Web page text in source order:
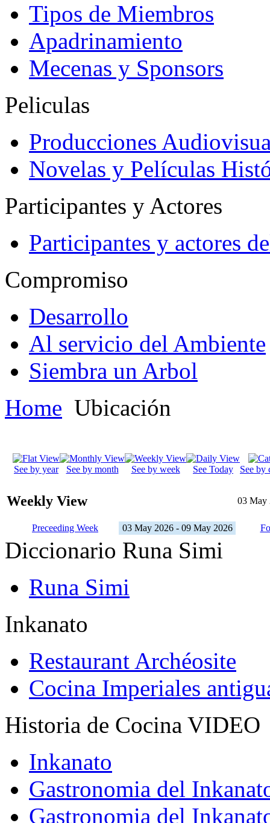
Tipos de Miembros
Apadrinamiento
Mecenas y Sponsors
Peliculas
Producciones
Novelas y Películas
Participantes y Actores
Participantes y actores
Compromiso
Desarrollo
Al servicio del Ambiente
Siembra un Arbol
Home Ubicación
See by year See by month See by week See Today See by
Weekly View 03 May
Preceeding Week 03 May 2026 - 09 May 2026
Diccionario Runa Simi
Runa Simi
Inkanato
Restaurant Archéosite
Cocina Imperiales
Historia de Cocina VIDEO
Inkanato
Gastronomia del
Gastronomia del